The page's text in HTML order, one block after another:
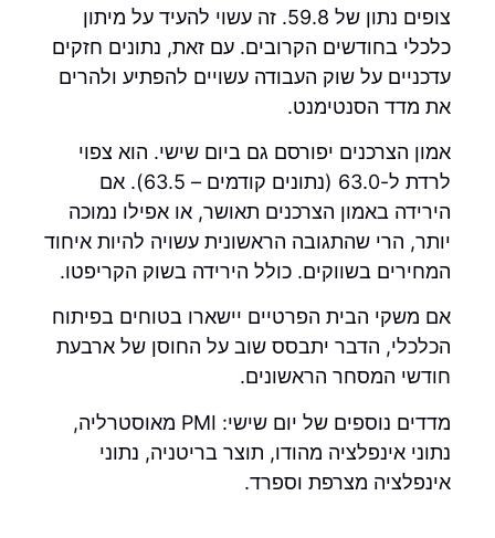
צופים נתון של 59.8. זה עשוי להעיד על מיתון
כלכלי בחודשים הקרובים. עם זאת, נתונים חזקים
עדכניים על שוק העבודה עשויים להפתיע ולהרים
את מדד הסנטימנט.
אמון הצרכנים יפורסם גם ביום שישי. הוא צפוי
לרדת ל-63.0 (נתונים קודמים – 63.5). אם
הירידה באמון הצרכנים תאושר, או אפילו נמוכה
יותר, הרי שהתגובה הראשונית עשויה להיות איחוד
המחירים בשווקים. כולל הירידה בשוק הקריפטו.
אם משקי הבית הפרטיים יישארו בטוחים בפיתוח
הכלכלי, הדבר יתבסס שוב על החוסן של ארבעת
חודשי המסחר הראשונים.
מדדים נוספים של יום שישי: PMI מאוסטרליה,
נתוני אינפלציה מהודו, תוצר בריטניה, נתוני
אינפלציה מצרפת וספרד.